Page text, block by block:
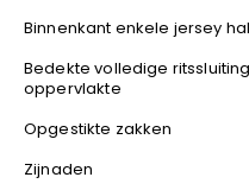
Binnenkant enkele jersey
Bedekte volledige
oppervlakte
Opgestikte zakken
Zijnaden